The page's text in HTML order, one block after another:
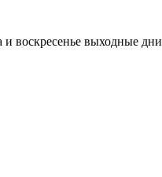
и воскресенье выходные дни